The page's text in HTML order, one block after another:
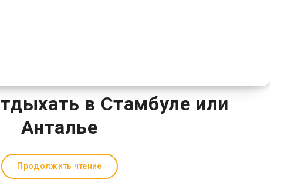
в Стамбуле или
Анталье
Продолжить чтение